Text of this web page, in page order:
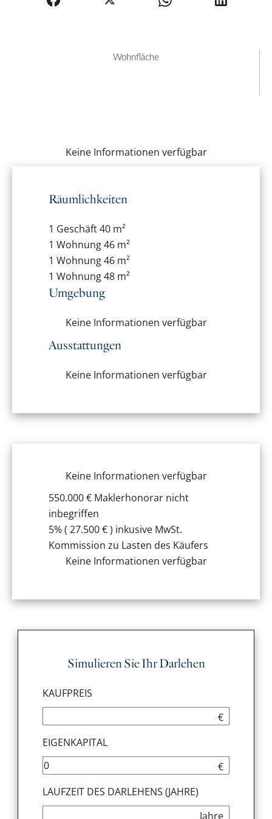
Wohnfläche
Keine Informationen verfügbar
Räumlichkeiten
1 Geschäft40 m²
1 Wohnung46 m²
1 Wohnung46 m²
1 Wohnung48 m²
Umgebung
Keine Informationen verfügbar
Ausstattungen
Keine Informationen verfügbar
Keine Informationen verfügbar
550.000 € Maklerhonorar nicht
inbegriffen
5% ( 27.500 € ) inkusive MwSt.
Kommission zu Lasten des Käufers
Keine Informationen verfügbar
Simulieren Sie Ihr Darlehen
KAUFPREIS
€
EIGENKAPITAL
€
LAUFZEIT DES DARLEHENS (JAHRE)
Jahre